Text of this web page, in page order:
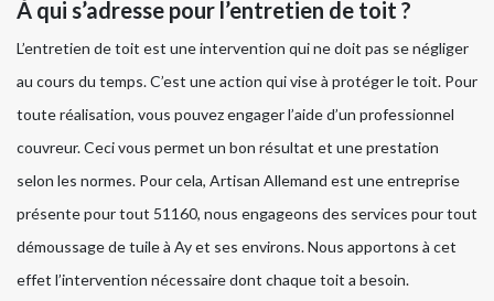
À qui s’adresse pour l’entretien de toit ?
L’entretien de toit est une intervention qui ne doit pas se négliger
au cours du temps. C’est une action qui vise à protéger le toit. Pour
toute réalisation, vous pouvez engager l’aide d’un professionnel
couvreur. Ceci vous permet un bon résultat et une prestation
selon les normes. Pour cela, Artisan Allemand est une entreprise
présente pour tout 51160, nous engageons des services pour tout
démoussage de tuile à Ay et ses environs. Nous apportons à cet
effet l’intervention nécessaire dont chaque toit a besoin.